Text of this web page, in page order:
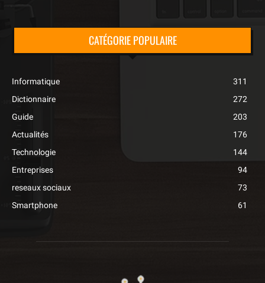
CATÉGORIE POPULAIRE
Informatique
311
Dictionnaire
272
Guide
203
Actualités
176
Technologie
144
Entreprises
94
reseaux sociaux
73
Smartphone
61